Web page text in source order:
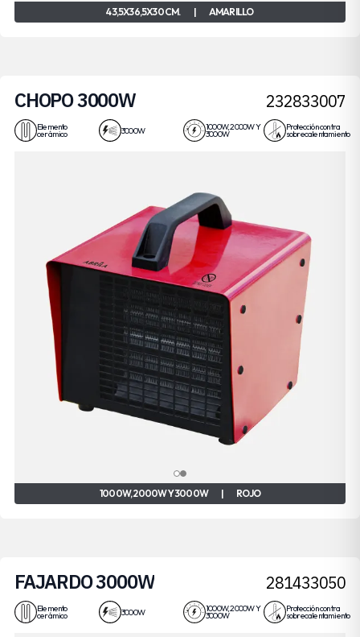
43,5X36,5X30 CM. | AMARILLO
CHOPO 3000W 232833007
Elemento
cerámico 3000W 1000W, 2000W Y
3000W
Protección contra
sobrecalentamiento
1000W, 2000W Y 3000W | ROJO
FAJARDO 3000W 281433050
Elemento
cerámico 3000W 1000W, 2000W Y
3000W
Protección contra
sobrecalentamiento